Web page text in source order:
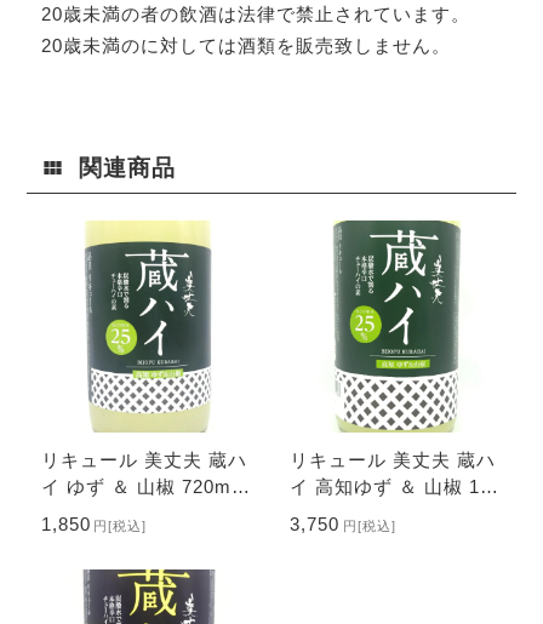
20歳未満の者の飲酒は法律で禁止されています。
20歳未満のに対しては酒類を販売致しません。
関連商品
リキュール 美丈夫 蔵ハ
イ ゆず ＆ 山椒 720ml
【高知県 濱川商店】
1,850 円[税込]
リキュール 美丈夫 蔵ハ
イ 高知ゆず ＆ 山椒 180
0ml 【高知県 濱川商
店】
3,750 円[税込]